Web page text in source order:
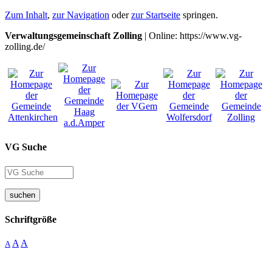
Zum Inhalt, zur Navigation oderzur Startseite springen.
Verwaltungsgemeinschaft Zolling | Online: https://www.vg-
zolling.de/
VG Suche
suchen
Schriftgröße
A A A